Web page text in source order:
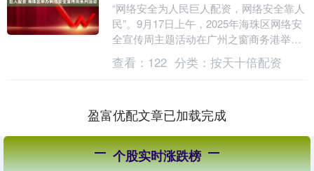
“网络安全为人民巨人配资，网络安全靠人
民”。9月17日上午，2025年海珠区网络安
全宣传周主题活动在广州之窗商务港举
行。该活动由海珠区委网信办主办，区政
务和数据....
查看： 122 分类： 按天十倍配资
盈富优配文章已加载完成
个股实时涨跌榜